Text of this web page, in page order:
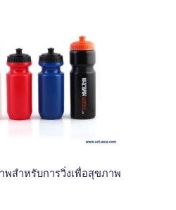
สำหรับการวิ่งเพื่อสุขภาพ